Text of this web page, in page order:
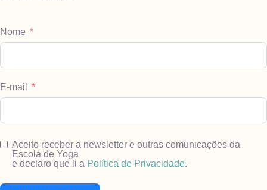
Nome
E-mail
Aceito receber a newsletter e outras comunicações da
Escola de Yoga
e declaro que li a Política de Privacidade.